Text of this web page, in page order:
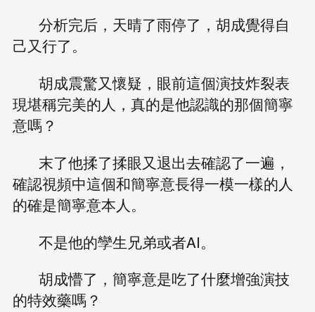
分析完后，天晴了雨停了，胡成覺得自
己又行了。
胡成震驚又懷疑，眼前這個演技炸裂表
現堪稱完美的人，真的是他認識的那個簡寧
意嗎？
末了他揉了揉眼又退出去確認了一遍，
確認視頻中這個和簡寧意長得一模一樣的人
的確是簡寧意本人。
不是他的孿生兄弟或者AI。
胡成懵了，簡寧意是吃了什麼增強演技
的特效藥嗎？